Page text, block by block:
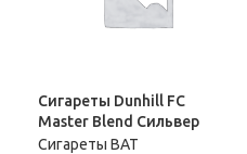
Сигареты Dunhill FC
Master Blend Сильвер
Сигареты BAT